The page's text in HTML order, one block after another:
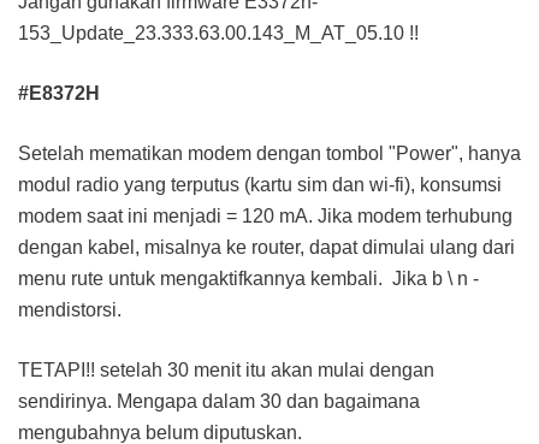
153_Update_23.333.63.00.143_M_AT_05.10 !!
#E8372H
Setelah mematikan modem dengan tombol "Power", hanya
modul radio yang terputus (kartu sim dan wi-fi), konsumsi
modem saat ini menjadi = 120 mA. Jika modem terhubung
dengan kabel, misalnya ke router, dapat dimulai ulang dari
menu rute untuk mengaktifkannya kembali. Jika b \ n -
mendistorsi.
TETAPI!! setelah 30 menit itu akan mulai dengan
sendirinya. Mengapa dalam 30 dan bagaimana
mengubahnya belum diputuskan.